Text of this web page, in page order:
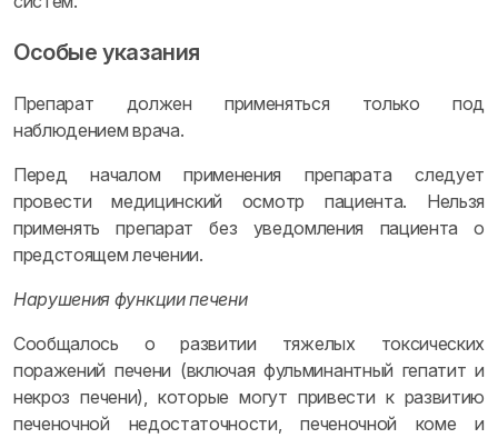
Особые указания
Препарат должен применяться только под
наблюдением врача.
Перед началом применения препарата следует
провести медицинский осмотр пациента. Нельзя
применять препарат без уведомления пациента о
предстоящем лечении.
Нарушения функции печени
Сообщалось о развитии тяжелых токсических
поражений печени (включая фульминантный гепатит и
некроз печени), которые могут привести к развитию
печеночной недостаточности, печеночной коме и